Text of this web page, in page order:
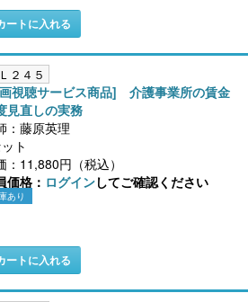
ートに入れる
２４５
視聴サービス商品] 介護事業所の賃金
見直しの実務
：藤原英理
ト
：11,880円（税込）
価格： ログインしてご確認ください
あり
ートに入れる